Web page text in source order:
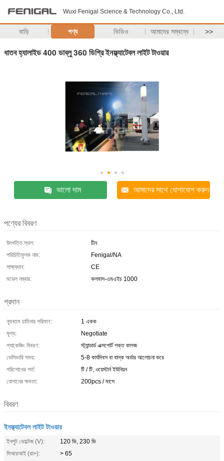
Wuxi Fenigal Science & Technology Co., Ltd.
বাড়ি পণ্য ভিডিও আমাদের সম্বন্ধে >>
ধাতব হ্যালাইড 400 ডাব্লু 360 ডিগ্রি ইনফ্ল্যাটেবল লাইট টাওয়ার
ভালো দাম আমাদের সাথে যোগাযোগ করুন
পণ্যের বিবরণ
উৎপত্তি স্থল:
চীন
পরিচিতিমুলক নাম:
Fenigal/NA
সাক্ষ্যদান:
CE
মডেল নম্বার:
কলমাস-এমএইচ 1000
প্রদান
ন্যূনতম চাহিদার পরিমাণ:
1 একক
মূল্য:
Negotiate
প্যাকেজিং বিবরণ:
স্ট্যান্ডার্ড এক্সপোর্ট শক্ত কাগজ
ডেলিভারি সময়:
5-8 কার্যদিবস বা বাল্ক অর্ডার আলোচনা করে
পরিশোধের শর্ত:
টি / টি, ওয়েস্টার্ন ইউনিয়ন
যোগানের ক্ষমতা:
200pcs / মাসে
বিবরণ
ইনফ্ল্যাটেবল লাইট টাওয়ার
ইনপুট ভোল্টেজ (V):
120 ভি, 230 ভি
সিআরআই (রা>):
> 65